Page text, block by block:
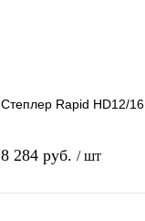
Степлер Rapid HD12/16
8 284 руб. / шт